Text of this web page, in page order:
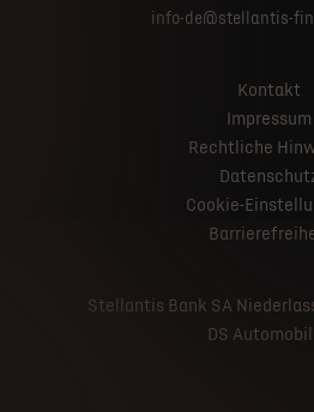
info-de@stellantis-
Kontakt
Impressum
Rechtliche
Cookie-
Stellantis Bank SA
DS